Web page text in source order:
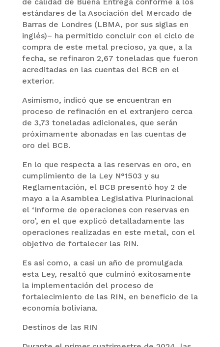
estándares de la Asociación del Mercado de
Barras de Londres (LBMA, por sus siglas en
inglés)– ha permitido concluir con el ciclo de
compra de este metal precioso, ya que, a la
fecha, se refinaron 2,67 toneladas que fueron
acreditadas en las cuentas del BCB en el
exterior.
Asimismo, indicó que se encuentran en
proceso de refinación en el extranjero cerca
de 3,73 toneladas adicionales, que serán
próximamente abonadas en las cuentas de
oro del BCB.
En lo que respecta a las reservas en oro, en
cumplimiento de la Ley N°1503 y su
Reglamentación, el BCB presentó hoy 2 de
mayo a la Asamblea Legislativa Plurinacional
el ‘Informe de operaciones con reservas en
oro’, en el que explicó detalladamente las
operaciones realizadas en este metal, con el
objetivo de fortalecer las RIN.
Es así como, a casi un año de promulgada
esta Ley, resaltó que culminó exitosamente
la implementación del proceso de
fortalecimiento de las RIN, en beneficio de la
economía boliviana.
Destinos de las RIN